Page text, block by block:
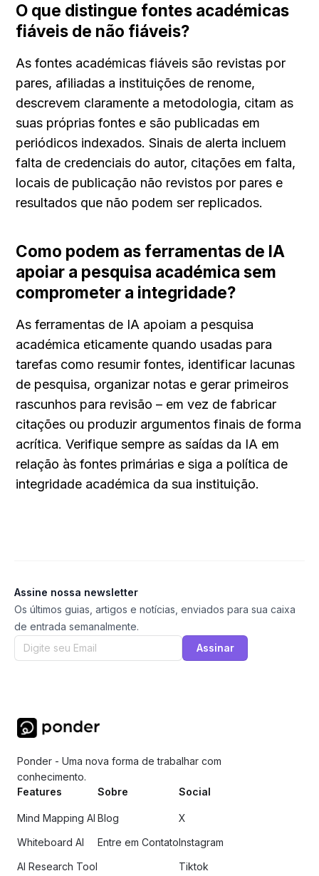
O que distingue fontes académicas
fiáveis de não fiáveis?
As fontes académicas fiáveis são revistas por
pares, afiliadas a instituições de renome,
descrevem claramente a metodologia, citam as
suas próprias fontes e são publicadas em
periódicos indexados. Sinais de alerta incluem
falta de credenciais do autor, citações em falta,
locais de publicação não revistos por pares e
resultados que não podem ser replicados.
Como podem as ferramentas de IA
apoiar a pesquisa académica sem
comprometer a integridade?
As ferramentas de IA apoiam a pesquisa
académica eticamente quando usadas para
tarefas como resumir fontes, identificar lacunas
de pesquisa, organizar notas e gerar primeiros
rascunhos para revisão – em vez de fabricar
citações ou produzir argumentos finais de forma
acrítica. Verifique sempre as saídas da IA em
relação às fontes primárias e siga a política de
integridade académica da sua instituição.
Assine nossa newsletter
Os últimos guias, artigos e notícias, enviados para sua caixa
de entrada semanalmente.
Assinar
Ponder - Uma nova forma de trabalhar com
conhecimento.
Features
Mind Mapping AI
Whiteboard AI
AI Research Tool
Sobre
Blog
Entre em Contato
Social
X
Instagram
Tiktok